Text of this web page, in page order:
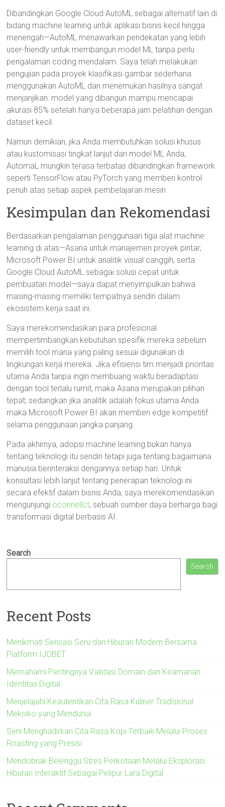
Dibandingkan Google Cloud AutoML sebagai alternatif lain di
bidang machine learning untuk aplikasi bisnis kecil hingga
menengah—AutoML menawarkan pendekatan yang lebih
user-friendly untuk membangun model ML tanpa perlu
pengalaman coding mendalam. Saya telah melakukan
pengujian pada proyek klasifikasi gambar sederhana
menggunakan AutoML dan menemukan hasilnya sangat
menjanjikan: model yang dibangun mampu mencapai
akurasi 85% setelah hanya beberapa jam pelatihan dengan
dataset kecil.
Namun demikian, jika Anda membutuhkan solusi khusus
atau kustomisasi tingkat lanjut dari model ML Anda,
AutomaL mungkin terasa terbatas dibandingkan framework
seperti TensorFlow atau PyTorch yang memberi kontrol
penuh atas setiap aspek pembelajaran mesin.
Kesimpulan dan Rekomendasi
Berdasarkan pengalaman penggunaan tiga alat machine
learning di atas—Asana untuk manajemen proyek pintar;
Microsoft Power BI untuk analitik visual canggih; serta
Google Cloud AutoML sebagai solusi cepat untuk
pembuatan model—saya dapat menyimpulkan bahwa
masing-masing memiliki tempatnya sendiri dalam
ekosistem kerja saat ini.
Saya merekomendasikan para profesional
mempertimbangkan kebutuhan spesifik mereka sebelum
memilih tool mana yang paling sesuai digunakan di
lingkungan kerja mereka. Jika efisiensi tim menjadi prioritas
utama Anda tanpa ingin membuang waktu beradaptasi
dengan tool terlalu rumit, maka Asana merupakan pilihan
tepat; sedangkan jika analitik adalah fokus utama Anda
maka Microsoft Power BI akan memberi edge kompetitif
selama penggunaan jangka panjang.
Pada akhirnya, adopsi machine learning bukan hanya
tentang teknologi itu sendiri tetapi juga tentang bagaimana
manusia berinteraksi dengannya setiap hari. Untuk
konsultasi lebih lanjut tentang penerapan teknologi ini
secara efektif dalam bisnis Anda, saya merekomendasikan
mengunjungi oconnellct, sebuah sumber daya berharga bagi
transformasi digital berbasis AI.
Search
Search
Recent Posts
Menikmati Sensasi Seru dan Hiburan Modern Bersama
Platform IJOBET
Memahami Pentingnya Validasi Domain dan Keamanan
Identitas Digital
Menjelajahi Keautentikan Cita Rasa Kuliner Tradisional
Meksiko yang Mendunia
Seni Menghadirkan Cita Rasa Kopi Terbaik Melalui Proses
Roasting yang Presisi
Mendobrak Belenggu Stres Perkotaan Melalui Eksplorasi
Hiburan Interaktif Sebagai Pelipur Lara Digital